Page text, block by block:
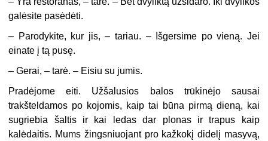
galėsite pasėdėti.
– Parodykite, kur jis, – tariau. – Išgersime po vieną. Jei
einate į tą pusę.
– Gerai, – tarė. – Eisiu su jumis.
Pradėjome eiti. Užšalusios balos trūkinėjo sausai
trakšteldamos po kojomis, kaip tai būna pirmą dieną, kai
sugriebia šaltis ir kai ledas dar plonas ir trapus kaip
kalėdaitis. Mums žingsniuojant pro kažkokį didelį masyvą,